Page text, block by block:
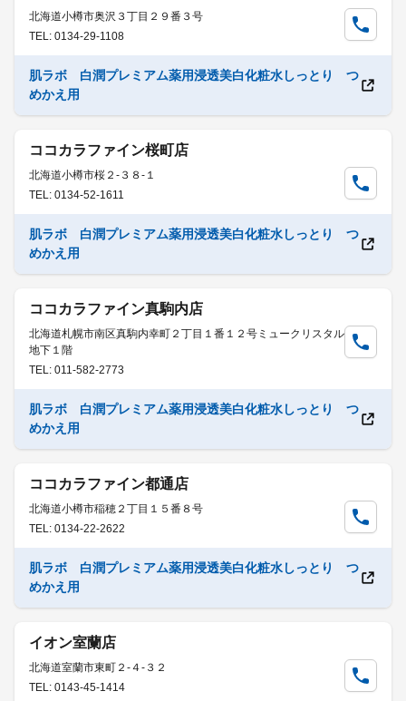
北海道小樽市奥沢３丁目２９番３号
TEL: 0134-29-1108
肌ラボ 白潤プレミアム薬用浸透美白化粧水しっとり つ
めかえ用
ココカラファイン桜町店
北海道小樽市桜２-３８-１
TEL: 0134-52-1611
肌ラボ 白潤プレミアム薬用浸透美白化粧水しっとり つ
めかえ用
ココカラファイン真駒内店
北海道札幌市南区真駒内幸町２丁目１番１２号ミュークリスタル
地下１階
TEL: 011-582-2773
肌ラボ 白潤プレミアム薬用浸透美白化粧水しっとり つ
めかえ用
ココカラファイン都通店
北海道小樽市稲穂２丁目１５番８号
TEL: 0134-22-2622
肌ラボ 白潤プレミアム薬用浸透美白化粧水しっとり つ
めかえ用
イオン室蘭店
北海道室蘭市東町２-４-３２
TEL: 0143-45-1414